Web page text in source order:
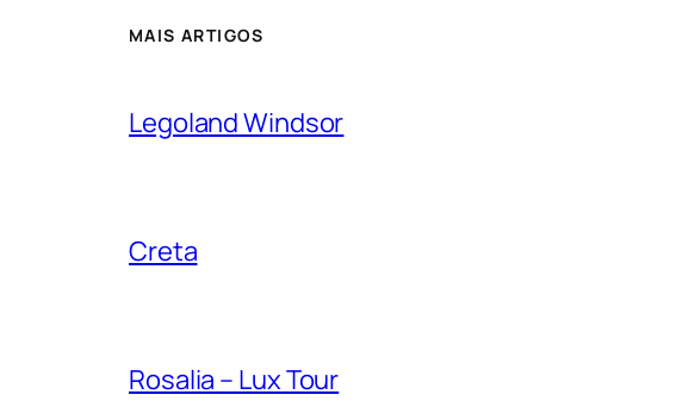
MAIS ARTIGOS
Legoland Windsor
Creta
Rosalia – Lux Tour